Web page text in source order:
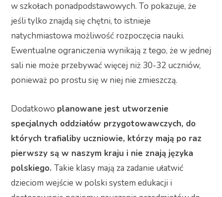
w szkołach ponadpodstawowych. To pokazuje, że
jeśli tylko znajdą się chętni, to istnieje
natychmiastowa możliwość rozpoczęcia nauki.
Ewentualne ograniczenia wynikają z tego, że w jednej
sali nie może przebywać więcej niż 30-32 uczniów,
ponieważ po prostu się w niej nie zmieszczą.
Dodatkowo planowane jest utworzenie
specjalnych oddziałów przygotowawczych, do
których trafialiby uczniowie, którzy mają po raz
pierwszy są w naszym kraju i nie znają języka
polskiego. Takie klasy mają za zadanie ułatwić
dzieciom wejście w polski system edukacji i